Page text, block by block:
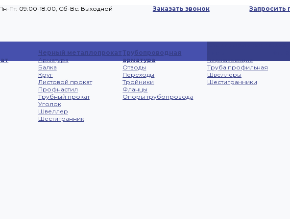
Пт: 09:00-18:00, Cб-Вс: Выходной Заказать звонок Запросить
Черный металлопрокат
Арматура
Балка
Круг
Листовой прокат
Профнастил
Трубный прокат
Уголок
Швеллер
Шестигранник
Трубопроводная
арматура
Отводы
Переходы
Тройники
Фланцы
Опоры трубопровода
нержавеющие
Труба профильная
Швеллеры
Шестигранники